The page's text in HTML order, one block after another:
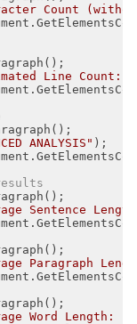
Count
Line Count: "
ANALYSIS"
Sentence
Paragraph
Word Length: "